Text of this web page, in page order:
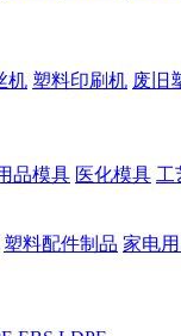
机 塑料印刷机 废旧
品模具 医化模具 工
塑料配件制品 家电